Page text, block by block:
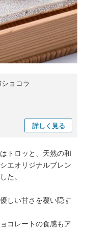
ョコラ
詳しく 見る
トロッと、天然の和
エオリジナルブレン
た。
しい甘さを覆い隠す
コレートの食感もア